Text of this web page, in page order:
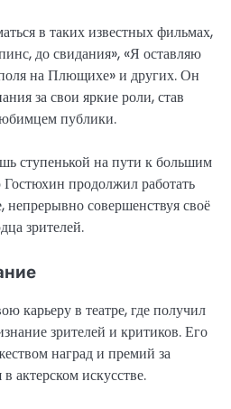
в таких известных фильмах,
до свидания», «Я оставляю
на Плющихе» и других. Он
за свои яркие роли, став
публики.
ступенькой на пути к большим
продолжил работать
непрерывно совершенствуя своё
зрителей.
карьеру в театре, где получил
зрителей и критиков. Его
наград и премий за
актерском искусстве.